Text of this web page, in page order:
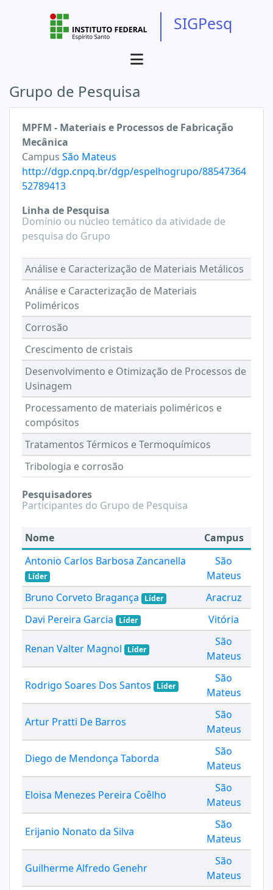
SIGPesq
Grupo de Pesquisa
MPFM - Materiais e Processos de Fabricação
Mecânica
Campus São Mateus
http://dgp.cnpq.br/dgp/espelhogrupo/88547364
52789413
Linha de Pesquisa
Domínio ou núcleo temático da atividade de
pesquisa do Grupo
Análise e Caracterização de Materiais Metálicos
Análise e Caracterização de Materiais
Poliméricos
Corrosão
Crescimento de cristais
Desenvolvimento e Otimização de Processos de
Usinagem
Processamento de materiais poliméricos e
compósitos
Tratamentos Térmicos e Termoquímicos
Tribologia e corrosão
Pesquisadores
Participantes do Grupo de Pesquisa
Nome
Campus
Antonio Carlos Barbosa Zancanella
Líder
São
Mateus
Bruno Corveto Bragança
Líder
Aracruz
Davi Pereira Garcia
Líder Vitória
Renan Valter Magnol Líder
São
Mateus
Rodrigo Soares Dos Santos Líder
São
Mateus
Artur Pratti De Barros
São
Mateus
Diego de Mendonça Taborda
São
Mateus
Eloisa Menezes Pereira Coêlho
São
Mateus
Erijanio Nonato da Silva
São
Mateus
Guilherme Alfredo Genehr
São
Mateus